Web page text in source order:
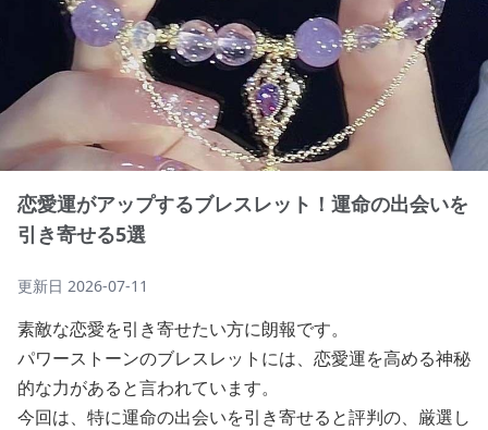
恋愛運がアップするブレスレット！運命の出会いを
引き寄せる5選
更新日 2026-07-11
素敵な恋愛を引き寄せたい方に朗報です。
パワーストーンのブレスレットには、恋愛運を高める神秘
的な力があると言われています。
今回は、特に運命の出会いを引き寄せると評判の、厳選し